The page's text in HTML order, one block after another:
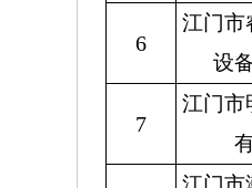
6
江门市
设
7
江门市